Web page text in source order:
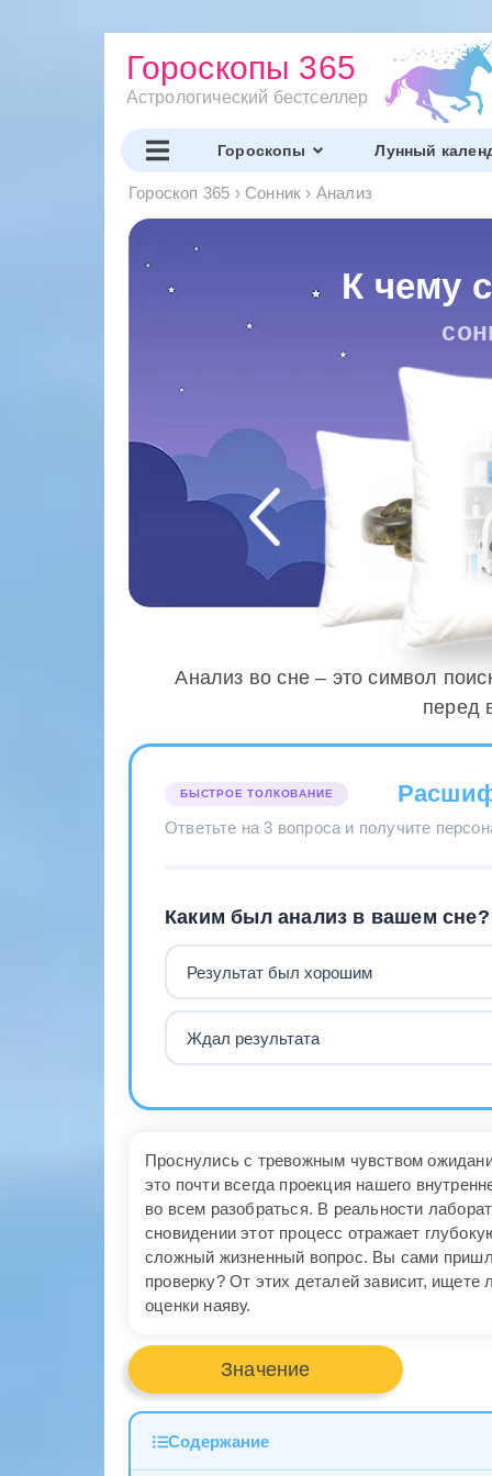
Гороскопы 365
Астрологический бестселлер
Гороскопы Лунный
Гороскоп 365 › Сонник › Анализ
К чему
Анализ во сне – это символ
перед
БЫСТРОЕ ТОЛКОВАНИЕ
Ответьте на 3 вопроса и получите
Каким был анализ в вашем сне?
Результат был хорошим
Ждал результата
Проснулись с тревожным чувством
это почти всегда проекция нашего
во всем разобраться. В реальности
сновидении этот процесс отражает
сложный жизненный вопрос. Вы сами
проверку? От этих деталей зависит,
оценки наяву.
Значение
Содержание